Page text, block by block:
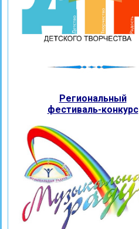
Региональный
фестиваль-конкурс